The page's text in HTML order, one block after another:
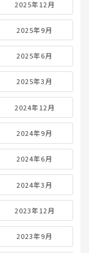
2025年12月
2025年9月
2025年6月
2025年3月
2024年12月
2024年9月
2024年6月
2024年3月
2023年12月
2023年9月